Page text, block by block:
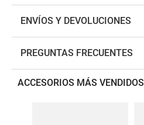
ENVÍOS Y DEVOLUCIONES
PREGUNTAS FRECUENTES
ACCESORIOS MÁS VENDIDOS